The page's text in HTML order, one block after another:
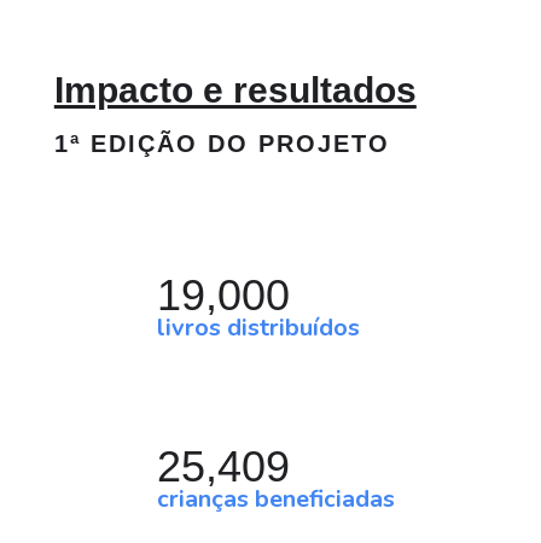
Impacto e resultados
1ª EDIÇÃO DO PROJETO
19,000
livros distribuídos
25,409
crianças beneficiadas